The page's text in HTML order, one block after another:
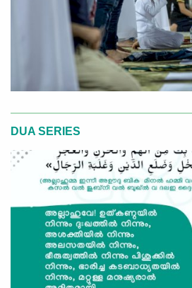
DUA SERIES